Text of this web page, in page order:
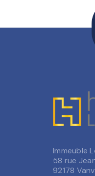
Immeuble
58 rue
92178